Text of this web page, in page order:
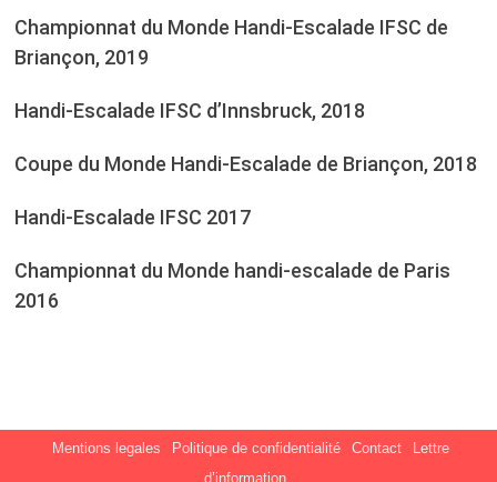
Championnat du Monde Handi-Escalade IFSC de
Briançon, 2019
Handi-Escalade IFSC d’Innsbruck, 2018
Coupe du Monde Handi-Escalade de Briançon, 2018
Handi-Escalade IFSC 2017
Championnat du Monde handi-escalade de Paris
2016
Mentions legales Politique de confidentialité Contact
Lettre
d’information